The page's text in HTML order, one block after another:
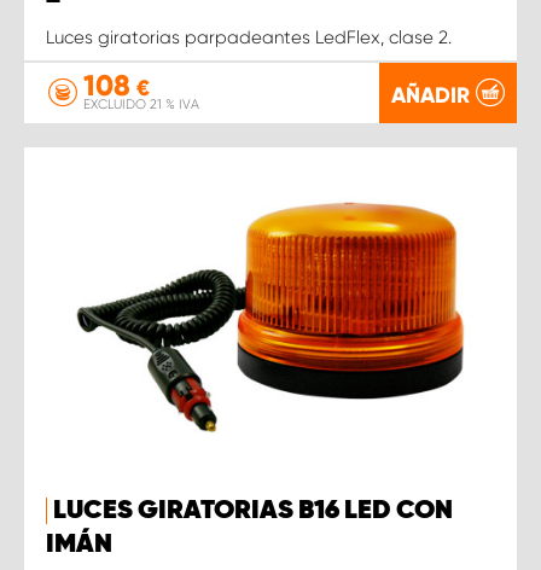
Luces giratorias parpadeantes LedFlex, clase 2.
108 €
EXCLUIDO 21 % IVA AÑADIR
LUCES GIRATORIAS B16 LED CON
IMÁN